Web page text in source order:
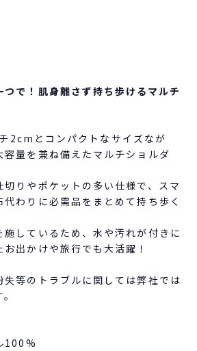
で！肌身離さず持ち歩けるマルチ
とコンパクトなサイズなが
容量を兼ね備えたマルチショルダ
りやポケットの多い仕様で、スマ
わりに必需品をまとめて持ち歩く
施しているため、水や汚れが付きに
出かけや旅行でも大活躍！
等のトラブルに関しては弊社では
100%